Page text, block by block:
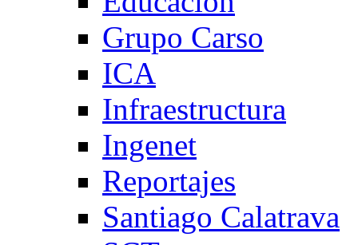
Grupo Carso
ICA
Infraestructura
Ingenet
Reportajes
Santiago Calatrava